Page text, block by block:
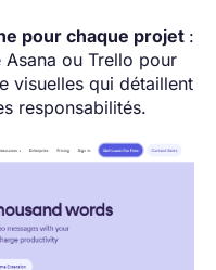
pour chaque projet :
ou Trello pour
visuelles qui détaillent
responsabilités.